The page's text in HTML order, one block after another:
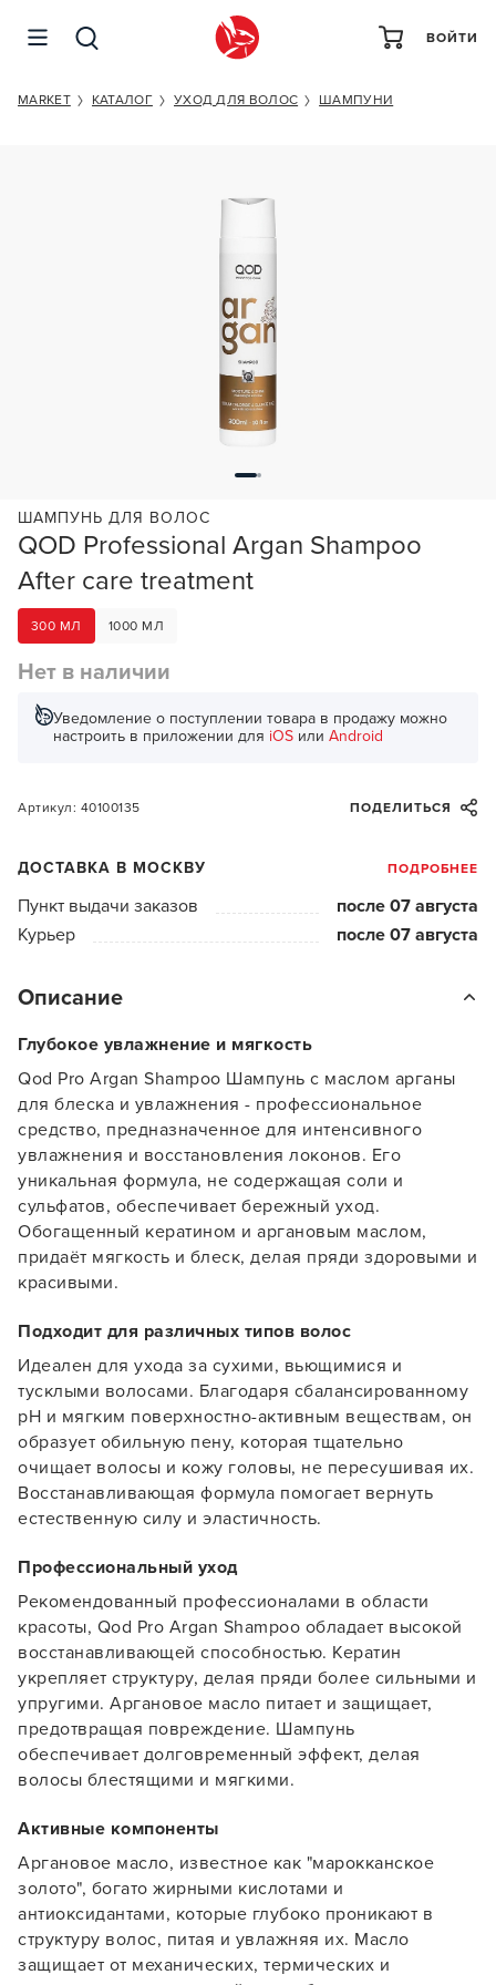
ВОЙТИ
MARKET КАТАЛОГ УХОД ДЛЯ ВОЛОС ШАМПУНИ
QOD Professional Argan Shampoo
After care treatment
ШАМПУНЬ ДЛЯ ВОЛОС
300 МЛ 1000 МЛ
Нет в наличии
Уведомление о поступлении товара в продажу можно
настроить в приложении для iOS или Android
Артикул: 40100135 ПОДЕЛИТЬСЯ
ДОСТАВКА В МОСКВУ ПОДРОБНЕЕ
Пункт выдачи заказов
после 07 августа
Курьер
после 07 августа
Описание
Глубокое увлажнение и мягкость
Qod Pro Argan Shampoo Шампунь с маслом арганы
для блеска и увлажнения - профессиональное
средство, предназначенное для интенсивного
увлажнения и восстановления локонов. Его
уникальная формула, не содержащая соли и
сульфатов, обеспечивает бережный уход.
Обогащенный кератином и аргановым маслом,
придаёт мягкость и блеск, делая пряди здоровыми и
красивыми.
Подходит для различных типов волос
Идеален для ухода за сухими, вьющимися и
тусклыми волосами. Благодаря сбалансированному
pH и мягким поверхностно-активным веществам, он
образует обильную пену, которая тщательно
очищает волосы и кожу головы, не пересушивая их.
Восстанавливающая формула помогает вернуть
естественную силу и эластичность.
Профессиональный уход
Рекомендованный профессионалами в области
красоты, Qod Pro Argan Shampoo обладает высокой
восстанавливающей способностью. Кератин
укрепляет структуру, делая пряди более сильными и
упругими. Аргановое масло питает и защищает,
предотвращая повреждение. Шампунь
обеспечивает долговременный эффект, делая
волосы блестящими и мягкими.
Активные компоненты
Аргановое масло, известное как "марокканское
золото", богато жирными кислотами и
антиоксидантами, которые глубоко проникают в
структуру волос, питая и увлажняя их. Масло
защищает от механических, термических и
Заяц–робот
В новом приложении RedHare Market для Android
смотреть товары и оформлять заказы — удобнее и
намного быстрее!
QOD PROFESSIONAL ARGAN SHAMPOO AFTER CARE